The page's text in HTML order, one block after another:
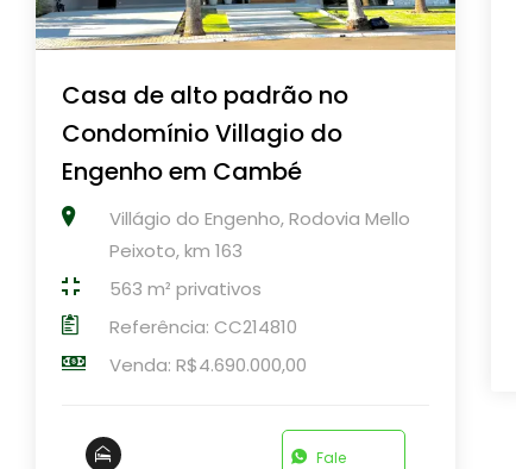
Casa de alto padrão no
Condomínio Villagio do
Engenho em Cambé
Villágio do Engenho, Rodovia Mello
Peixoto, km 163
563 m² privativos
Referência: CC214810
Venda: R$4.690.000,00
Fale